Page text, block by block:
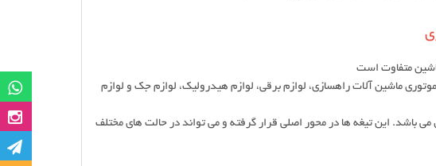
متفاوت است
ماشین آلات راهسازی، لوازم برقی، لوازم هیدرولیک، لوازم جک و لوازم
باشد. این تیغه ها در محور اصلی قرار گرفته و می تواند در حالت های مختلف